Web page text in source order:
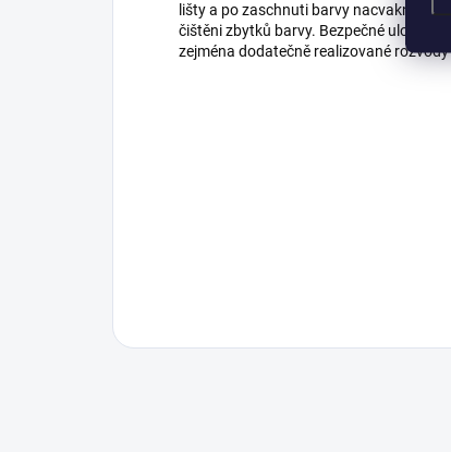
lišty a po zaschnuti barvy nacvaknout
čištěni zbytků barvy. Bezpečné uložení
zejména dodatečně realizované